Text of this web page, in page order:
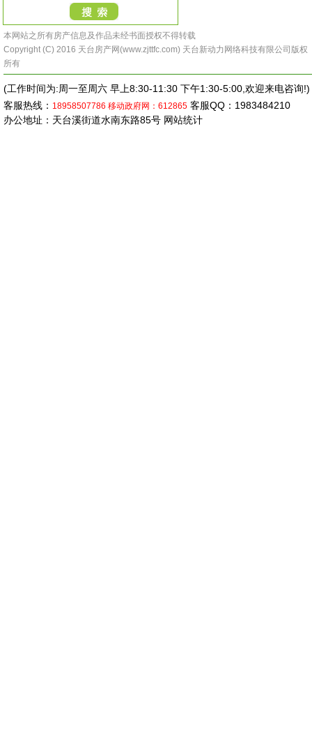
本网站之所有房产信息及作品未经书面授权不得转载
Copyright (C) 2016 天台房产网(www.zjttfc.com) 天台新动力网络科技有限公司版权
所有
(工作时间为:周一至周六 早上8:30-11:30 下午1:30-5:00,欢迎来电咨询!)
客服热线： 18958507786 移动政府网：612865 客服QQ：1983484210
办公地址：天台溪街道水南东路85号 网站统计